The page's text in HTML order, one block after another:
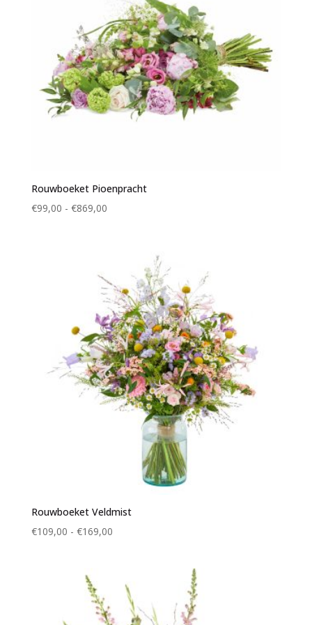
Rouwboeket Pioenpracht
€99,00 - €869,00Prijsklasse:
Rouwboeket Veldmist
€109,00 - €169,00Prijsklasse: